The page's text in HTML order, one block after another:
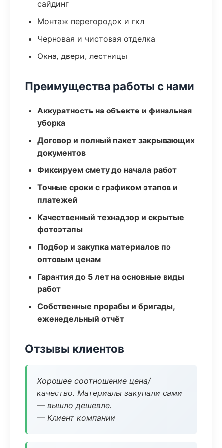
сайдинг
Монтаж перегородок и гкл
Черновая и чистовая отделка
Окна, двери, лестницы
Преимущества работы с нами
Аккуратность на объекте и финальная
уборка
Договор и полный пакет закрывающих
документов
Фиксируем смету до начала работ
Точные сроки с графиком этапов и
платежей
Качественный технадзор и скрытые
фотоэтапы
Подбор и закупка материалов по
оптовым ценам
Гарантия до 5 лет на основные виды
работ
Собственные прорабы и бригады,
еженедельный отчёт
Отзывы клиентов
Хорошее соотношение цена/
качество. Материалы закупали сами
— вышло дешевле.
— Клиент компании